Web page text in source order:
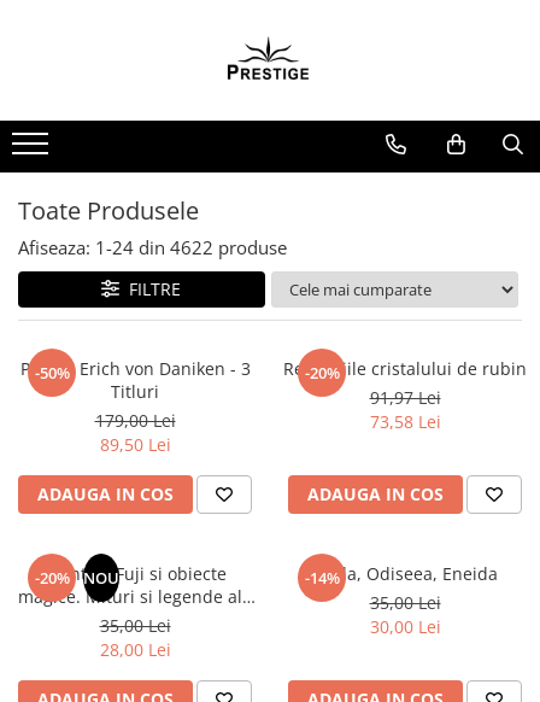
Noutati
Promotii
Spiritualitate - Ezoterism
AngelConnection
Arte Divinatorii
Chiromantie
Dezvoltare Spirituala
KidConnection
Minte Corp
New Illuminati Files
Numerologie
Paranormal
Parapsihologie
Toate Produsele
Afiseaza: 1-24 din 4622 produse
FILTRE
-50%
Pachet Erich von Daniken - 3
Titluri
179,00 Lei
89,50 Lei
ADAUGA IN COS
-20%
Revelatiile cristalului de rubin
91,97 Lei
73,58 Lei
ADAUGA IN COS
-20% NOU
Muntele Fuji si obiecte
magice. Mituri si legende ale
Japoniei
35,00 Lei
28,00 Lei
-14%
Iliada, Odiseea, Eneida
35,00 Lei
30,00 Lei